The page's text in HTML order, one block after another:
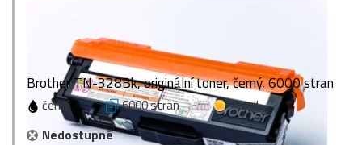
Brother TN-328Bk, originální toner, černý, 6000 stran
černá 6000 stran
1 bod
Nedostupné